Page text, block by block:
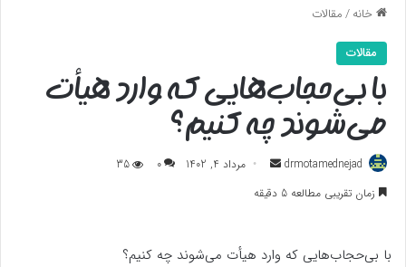
خانه/مقالات
مقالات
با بی‌حجاب‌هایی که وارد هیأت
می‌شوند چه کنیم؟
drmotamednejad
ارسال
به
مرداد 4, 1402 0
35
زمان تقریبی مطالعه 5 دقیقه
با بی‌حجاب‌هایی که وارد هیأت می‌شوند چه کنیم؟